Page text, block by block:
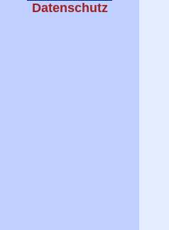
Datenschutz